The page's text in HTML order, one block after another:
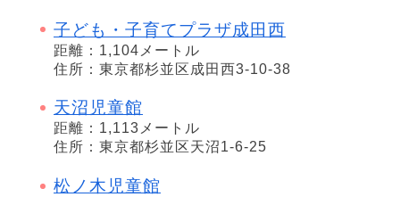
子ども・子育てプラザ成田西
距離：1,104メートル
住所：東京都杉並区成田西3-10-38
天沼児童館
距離：1,113メートル
住所：東京都杉並区天沼1-6-25
松ノ木児童館